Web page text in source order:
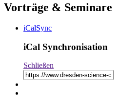
Vorträge & Seminare
iCalSync
iCal Synchronisation
Schließen